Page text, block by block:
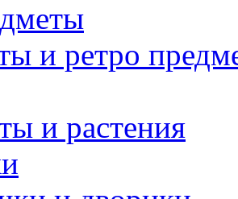
и ретро
и растения